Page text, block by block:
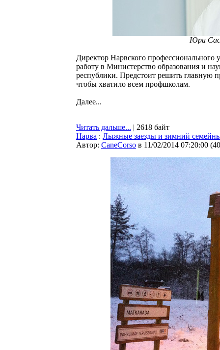
Юри
Директор Нарвского
работу в Министерство образования и
республики. Предстоит решить главную
чтобы хватило всем профшколам.
Далее...
Читать дальше... | 2618 байт
Нарва : Лыжные заезды и зимний
Автор: CaneCorso в 11/02/2014 07:20:00 (